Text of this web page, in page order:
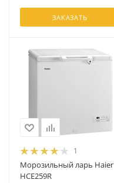
ЗАКАЗАТЬ
1
Морозильный ларь Haier
HCE259R